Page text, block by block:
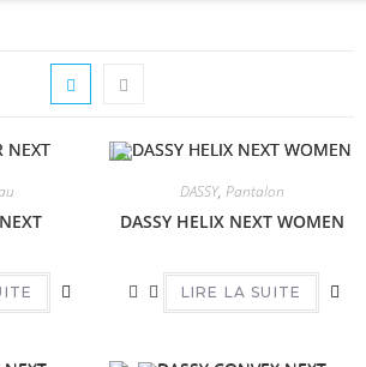
DASSY, Pantalon
DASSY HELIX NEXT WOMEN
LIRE LA SUITE